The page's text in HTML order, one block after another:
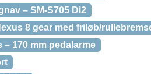
– SM-S705 Di2
8 gear med friløb/
170 mm pedalarme